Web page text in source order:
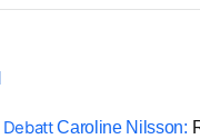
Debatt Caroline Nilsson: